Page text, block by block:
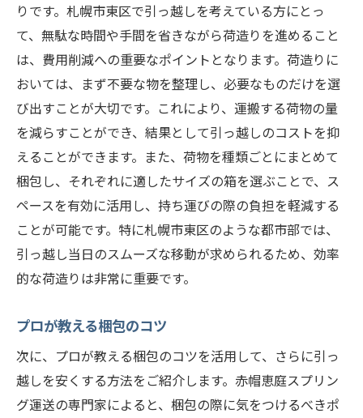
りです。札幌市東区で引っ越しを考えている方にとっ
て、無駄な時間や手間を省きながら荷造りを進めること
は、費用削減への重要なポイントとなります。荷造りに
おいては、まず不要な物を整理し、必要なものだけを選
び出すことが大切です。これにより、運搬する荷物の量
を減らすことができ、結果として引っ越しのコストを抑
えることができます。また、荷物を種類ごとにまとめて
梱包し、それぞれに適したサイズの箱を選ぶことで、ス
ペースを有効に活用し、持ち運びの際の負担を軽減する
ことが可能です。特に札幌市東区のような都市部では、
引っ越し当日のスムーズな移動が求められるため、効率
的な荷造りは非常に重要です。
プロが教える梱包のコツ
次に、プロが教える梱包のコツを活用して、さらに引っ
越しを安くする方法をご紹介します。赤帽恵庭スプリン
グ運送の専門家によると、梱包の際に気をつけるべきポ